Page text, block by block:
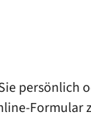
persönlich
Formular